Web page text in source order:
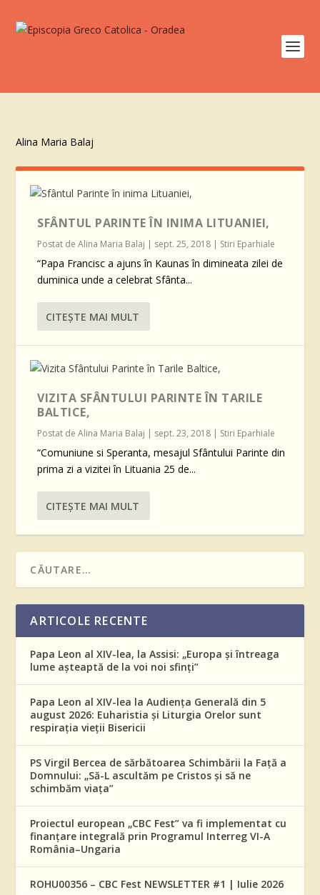
Alina Maria Balaj
SFÂNTUL PARINTE ÎN INIMA LITUANIEI,
Postat deAlina Maria Balaj | sept. 25, 2018 | Stiri Eparhiale
“Papa Francisc a ajuns în Kaunas în dimineata zilei de
duminica unde a celebrat Sfânta...
CITEŞTE MAI MULT
VIZITA SFÂNTULUI PARINTE ÎN TARILE
BALTICE,
Postat deAlina Maria Balaj | sept. 23, 2018 | Stiri Eparhiale
“Comuniune si Speranta, mesajul Sfântului Parinte din
prima zi a vizitei în Lituania 25 de...
CITEŞTE MAI MULT
ARTICOLE RECENTE
Papa Leon al XIV-lea, la Assisi: „Europa și întreaga
lume așteaptă de la voi noi sfinți”
Papa Leon al XIV-lea la Audiența Generală din 5
august 2026: Euharistia și Liturgia Orelor sunt
respirația vieții Bisericii
PS Virgil Bercea de sărbătoarea Schimbării la Față a
Domnului: „Să-L ascultăm pe Cristos și să ne
schimbăm viața”
Proiectul european „CBC Fest” va fi implementat cu
finanțare integrală prin Programul Interreg VI-A
România–Ungaria
ROHU00356 – CBC Fest NEWSLETTER #1 | Iulie 2026